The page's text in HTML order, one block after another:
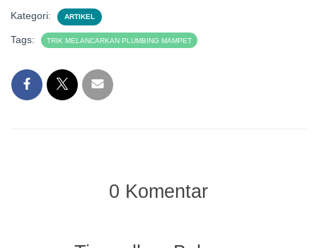
Kategori: ARTIKEL
Tags: TRIK MELANCARKAN PLUMBING MAMPET
0 Komentar